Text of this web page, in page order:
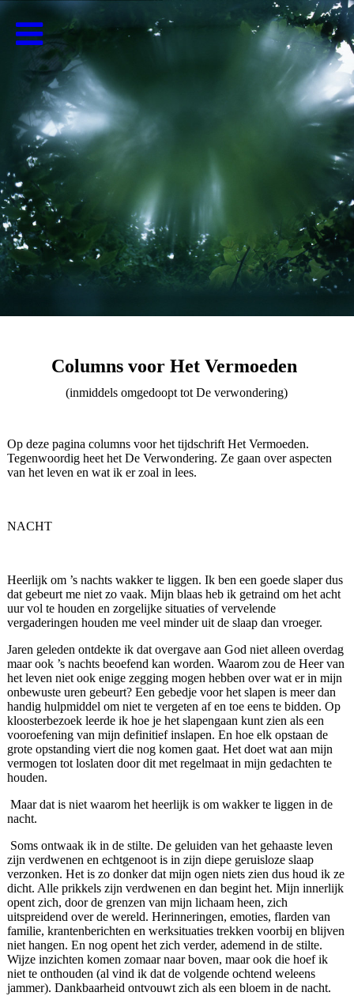
Columns voor Het Vermoeden
(inmiddels omgedoopt tot De verwondering)
Op deze pagina columns voor het tijdschrift Het Vermoeden.
Tegenwoordig heet het De Verwondering. Ze gaan over aspecten
van het leven en wat ik er zoal in lees.
NACHT
Heerlijk om ’s nachts wakker te liggen. Ik ben een goede slaper dus
dat gebeurt me niet zo vaak. Mijn blaas heb ik getraind om het acht
uur vol te houden en zorgelijke situaties of vervelende
vergaderingen houden me veel minder uit de slaap dan vroeger.
Jaren geleden ontdekte ik dat overgave aan God niet alleen overdag
maar ook ’s nachts beoefend kan worden. Waarom zou de Heer van
het leven niet ook enige zegging mogen hebben over wat er in mijn
onbewuste uren gebeurt? Een gebedje voor het slapen is meer dan
handig hulpmiddel om niet te vergeten af en toe eens te bidden. Op
kloosterbezoek leerde ik hoe je het slapengaan kunt zien als een
vooroefening van mijn definitief inslapen. En hoe elk opstaan de
grote opstanding viert die nog komen gaat. Het doet wat aan mijn
vermogen tot loslaten door dit met regelmaat in mijn gedachten te
houden.
Maar dat is niet waarom het heerlijk is om wakker te liggen in de
nacht.
Soms ontwaak ik in de stilte. De geluiden van het gehaaste leven
zijn verdwenen en echtgenoot is in zijn diepe geruisloze slaap
verzonken. Het is zo donker dat mijn ogen niets zien dus houd ik ze
dicht. Alle prikkels zijn verdwenen en dan begint het. Mijn innerlijk
opent zich, door de grenzen van mijn lichaam heen, zich
uitspreidend over de wereld. Herinneringen, emoties, flarden van
familie, krantenberichten en werksituaties trekken voorbij en blijven
niet hangen. En nog opent het zich verder, ademend in de stilte.
Wijze inzichten komen zomaar naar boven, maar ook die hoef ik
niet te onthouden (al vind ik dat de volgende ochtend weleens
jammer). Dankbaarheid ontvouwt zich als een bloem in de nacht.